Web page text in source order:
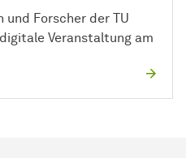
und Forscher der TU
Veranstaltung am